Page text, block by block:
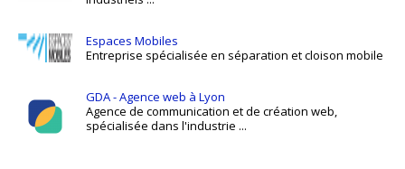
Espaces Mobiles
Entreprise spécialisée en séparation et cloison mobile
GDA - Agence web à Lyon
Agence de communication et de création web,
spécialisée dans l'industrie ...